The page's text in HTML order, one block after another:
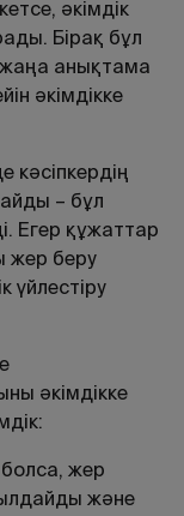
әкімдік
Бірақ бұл
жаңа анықтама
әкімдікке
кәсіпкердің
– бұл
Егер құжаттар
жер беру
үйлестiру
әкімдікке
жер
және